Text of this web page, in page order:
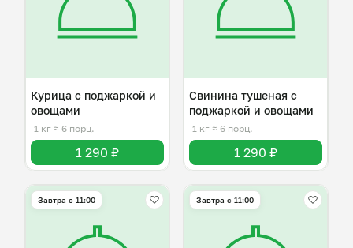
Курица с поджаркой и
овощами
1 кг ≈ 6 порц.
1 290 ₽
Свинина тушеная с
поджаркой и овощами
1 кг ≈ 6 порц.
1 290 ₽
Завтра c 11:00 Завтра c 11:00